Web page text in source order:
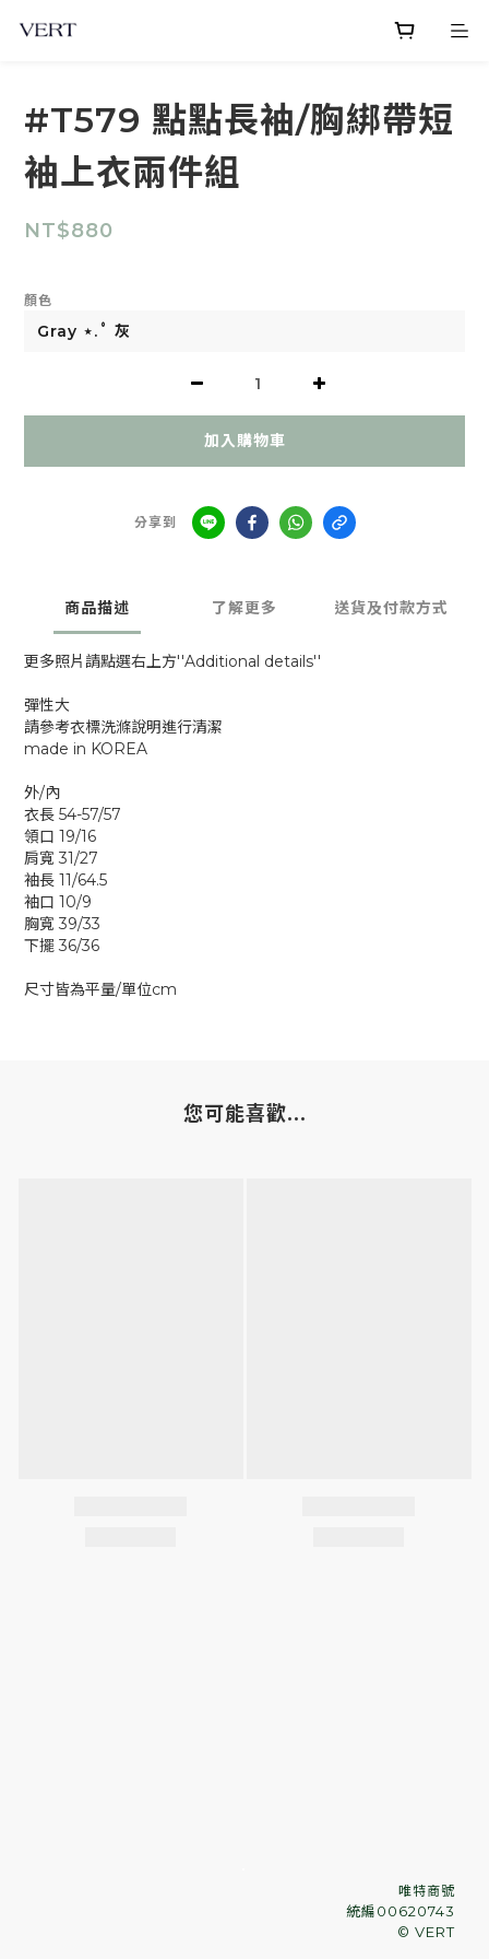
#T579 點點長袖/胸綁帶短
袖上衣兩件組
NT$880
顏色
加入購物車
分享到
商品描述 了解更多 送貨及付款方式
更多照片請點選右上方''Additional details''
彈性大
請參考衣標洗滌說明進行清潔
made in KOREA
外/內
衣長 54-57/57
領口 19/16
肩寬 31/27
袖長 11/64.5
袖口 10/9
胸寬 39/33
下擺 36/36
尺寸皆為平量/單位cm
您可能喜歡...
唯特商號
統編00620743
© VERT